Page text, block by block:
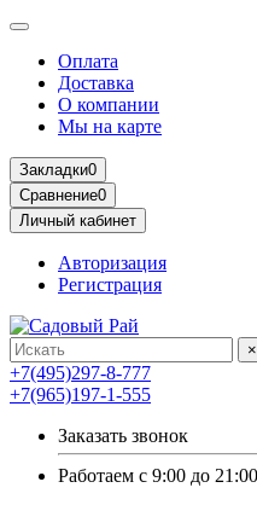
Оплата
Доставка
О компании
Мы на карте
Закладки0
Сравнение0
Личный кабинет
Авторизация
Регистрация
×
+7(495)297-8-777
+7(965)197-1-555
Заказать звонок
Работаем с 9:00 до